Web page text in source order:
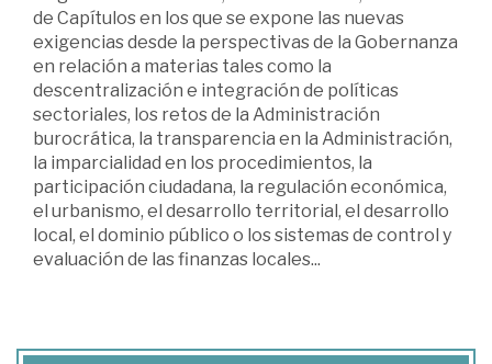
de Capítulos en los que se expone las nuevas
exigencias desde la perspectivas de la Gobernanza
en relación a materias tales como la
descentralización e integración de políticas
sectoriales, los retos de la Administración
burocrática, la transparencia en la Administración,
la imparcialidad en los procedimientos, la
participación ciudadana, la regulación económica,
el urbanismo, el desarrollo territorial, el desarrollo
local, el dominio público o los sistemas de control y
evaluación de las finanzas locales...